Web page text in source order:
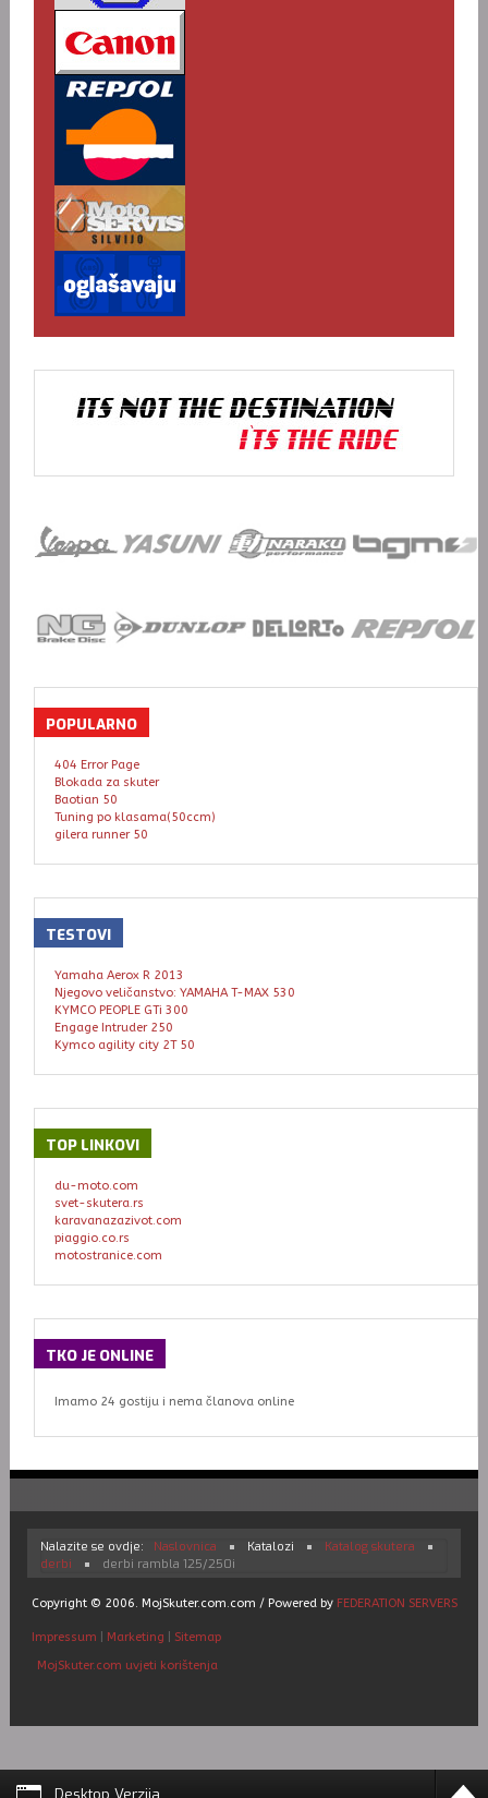
POPULARNO
404 Error Page
Blokada za skuter
Baotian 50
Tuning po klasama(50ccm)
gilera runner 50
TESTOVI
Yamaha Aerox R 2013
Njegovo veličanstvo: YAMAHA T-MAX 530
KYMCO PEOPLE GTi 300
Engage Intruder 250
Kymco agility city 2T 50
TOP LINKOVI
du-moto.com
svet-skutera.rs
karavanazazivot.com
piaggio.co.rs
motostranice.com
TKO JE ONLINE
Imamo 24 gostiju i nema članova online
Nalazite se ovdje: Naslovnica Katalozi
Katalog skutera
derbi
derbi rambla 125/250i
Copyright © 2006. MojSkuter.com.com / Powered by FEDERATION SERVERS
Impressum Marketing
Sitemap
MojSkuter.com uvjeti korištenja